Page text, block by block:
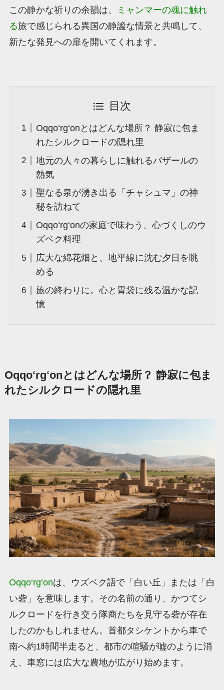
この静かな祈りの余韻は、
ミャンマーの魂に触れ
る旅で感じられる異国の静謐な情景と共鳴して、
新たな発見への扉を開いてくれます。
目次
Oqqo‘rg‘onとはどんな場所？ 静寂に包ま
れたシルクロードの隠れ里
地元の人々の暮らしに触れるバザールの
熱気
聖なる泉が湧き出る「チャシュマ」の神
秘を訪ねて
Oqqo‘rg‘onの家庭で味わう、心づくしのウ
ズベク料理
広大な綿花畑と、地平線に沈む夕日を眺
める
旅の終わりに。心と胃袋に残る温かな記
憶
Oqqo‘rg‘onとはどんな場所？ 静寂に包ま
れたシルクロードの隠れ里
Oqqo‘rg‘onは、ウズベク語で「白い丘」または「白
い砦」を意味します。その名前の通り、かつてシ
ルクロードを行き交う隊商たちを見守る砦が存在
したのかもしれません。首都タシケントから車で
南へ約1時間半走ると、都市の喧騒が嘘のように消
え、車窓には広大な農地が広がり始めます。